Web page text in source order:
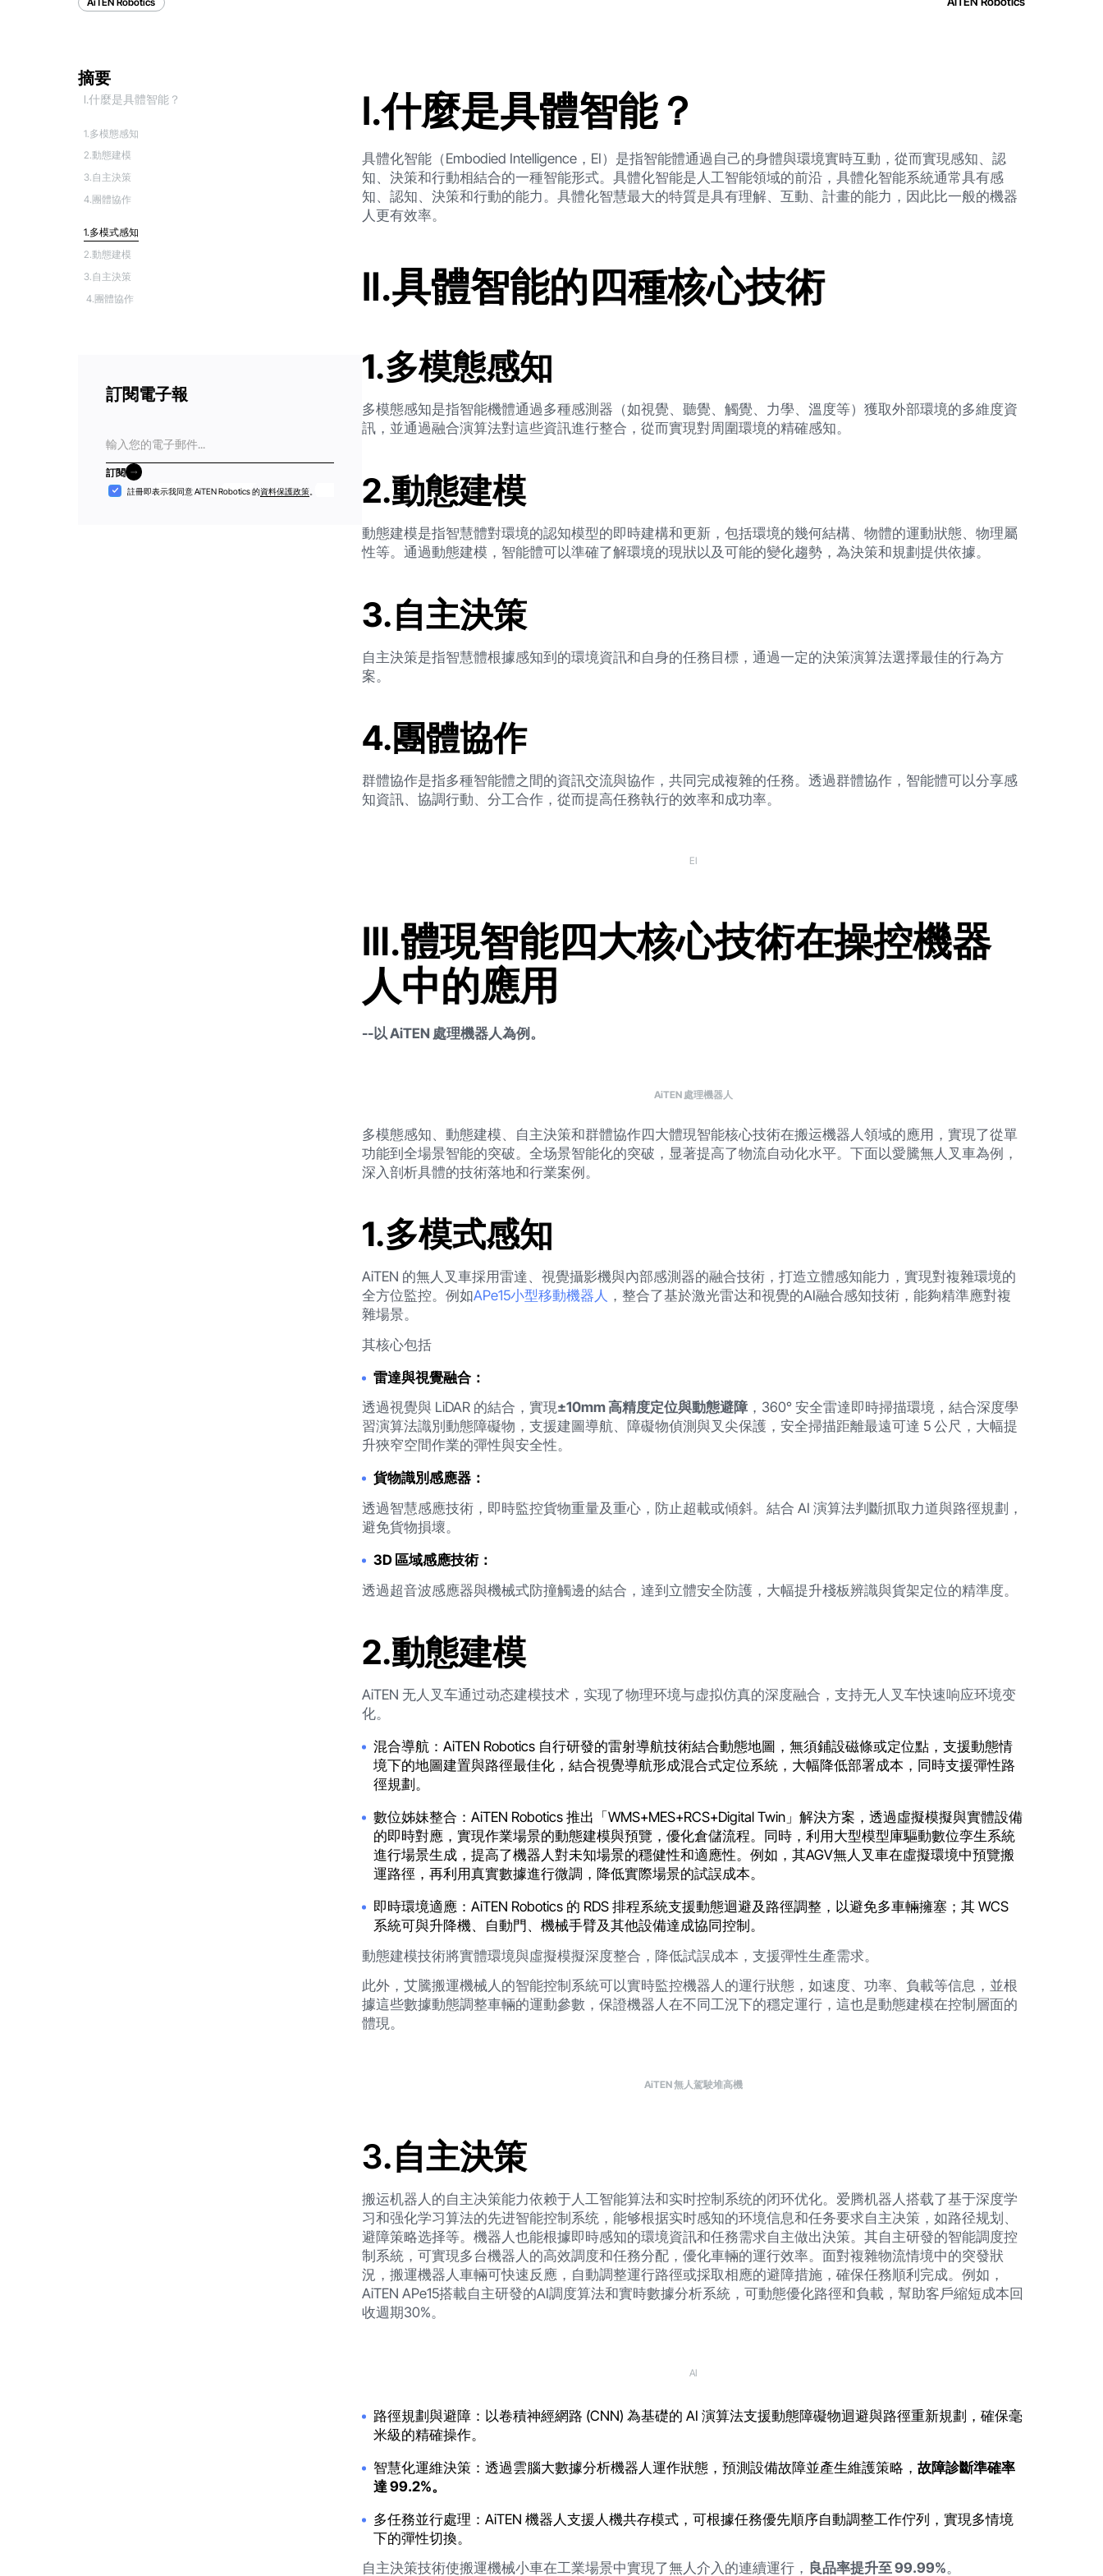
AiTEN Robotics
摘要
I.什麼是具體智能？
1.多模態感知
2.動態建模
3.自主決策
4.團體協作
1.多模式感知
2.動態建模
‍3.自主決策
4.團體協作
訂閱電子報
子
郵
件
訂閱
訂閱
接
註冊即表示我同意 AiTEN Robotics 的資料保護政策。
I.什麼是具體智能？
具體化智能（Embodied Intelligence，EI）是指智能體通過自己的身體與環境實時互動，從而實現感知、認
知、決策和行動相結合的一種智能形式。具體化智能是人工智能領域的前沿，具體化智能系統通常具有感
知、認知、決策和行動的能力。具體化智慧最大的特質是具有理解、互動、計畫的能力，因此比一般的機器
人更有效率。
Ⅱ.具體智能的四種核心技術
1.多模態感知
多模態感知是指智能機體通過多種感測器（如視覺、聽覺、觸覺、力學、溫度等）獲取外部環境的多維度資
訊，並通過融合演算法對這些資訊進行整合，從而實現對周圍環境的精確感知。
2.動態建模
動態建模是指智慧體對環境的認知模型的即時建構和更新，包括環境的幾何結構、物體的運動狀態、物理屬
性等。通過動態建模，智能體可以準確了解環境的現狀以及可能的變化趨勢，為決策和規劃提供依據。
3.自主決策
自主決策是指智慧體根據感知到的環境資訊和自身的任務目標，通過一定的決策演算法選擇最佳的行為方
案。
4.團體協作
群體協作是指多種智能體之間的資訊交流與協作，共同完成複雜的任務。透過群體協作，智能體可以分享感
知資訊、協調行動、分工合作，從而提高任務執行的效率和成功率。
EI
Ⅲ.體現智能四大核心技術在操控機器
人中的應用
--以 AiTEN 處理機器人為例。
AiTEN 處理機器人
多模態感知、動態建模、自主決策和群體協作四大體現智能核心技術在搬运機器人領域的應用，實現了從單
功能到全場景智能的突破。全场景智能化的突破，显著提高了物流自动化水平。下面以愛騰無人叉車為例，
深入剖析具體的技術落地和行業案例。
1.多模式感知
AiTEN 的無人叉車採用雷達、視覺攝影機與內部感測器的融合技術，打造立體感知能力，實現對複雜環境的
全方位監控。例如APe15小型移動機器人 ，整合了基於激光雷达和視覺的AI融合感知技術，能夠精準應對複
雜場景。
其核心包括
雷達與視覺融合：
透過視覺與 LiDAR 的結合，實現±10mm 高精度定位與動態避障 ，360° 安全雷達即時掃描環境，結合深度學
習演算法識別動態障礙物，支援建圖導航、障礙物偵測與叉尖保護，安全掃描距離最遠可達 5 公尺，大幅提
升狹窄空間作業的彈性與安全性。
貨物識別感應器：
透過智慧感應技術，即時監控貨物重量及重心，防止超載或傾斜。結合 AI 演算法判斷抓取力道與路徑規劃，
避免貨物損壞。
3D 區域感應技術：
透過超音波感應器與機械式防撞觸邊的結合，達到立體安全防護，大幅提升棧板辨識與貨架定位的精準度。
2.動態建模
AiTEN 无人叉车通过动态建模技术，实现了物理环境与虚拟仿真的深度融合，支持无人叉车快速响应环境变
化。
混合導航：AiTEN Robotics 自行研發的雷射導航技術結合動態地圖，無須鋪設磁條或定位點，支援動態情
境下的地圖建置與路徑最佳化，結合視覺導航形成混合式定位系統，大幅降低部署成本，同時支援彈性路
徑規劃。
數位姊妹整合：AiTEN Robotics 推出「WMS+MES+RCS+Digital Twin」解決方案，透過虛擬模擬與實體設備
的即時對應，實現作業場景的動態建模與預覽，優化倉儲流程。同時，利用大型模型庫驅動數位孪生系統
進行場景生成，提高了機器人對未知場景的穩健性和適應性。例如，其AGV無人叉車在虛擬環境中預覽搬
運路徑，再利用真實數據進行微調，降低實際場景的試誤成本。
即時環境適應：AiTEN Robotics 的 RDS 排程系統支援動態迴避及路徑調整，以避免多車輛擁塞；其 WCS
系統可與升降機、自動門、機械手臂及其他設備達成協同控制。
動態建模技術將實體環境與虛擬模擬深度整合，降低試誤成本，支援彈性生產需求。
此外，艾騰搬運機械人的智能控制系統可以實時監控機器人的運行狀態，如速度、功率、負載等信息，並根
據這些數據動態調整車輛的運動參數，保證機器人在不同工況下的穩定運行，這也是動態建模在控制層面的
體現。
AiTEN 無人駕駛堆高機
‍3.自主決策
搬运机器人的自主决策能力依赖于人工智能算法和实时控制系统的闭环优化。爱腾机器人搭载了基于深度学
习和强化学习算法的先进智能控制系统，能够根据实时感知的环境信息和任务要求自主决策，如路径规划、
避障策略选择等。機器人也能根據即時感知的環境資訊和任務需求自主做出決策。其自主研發的智能調度控
制系統，可實現多台機器人的高效調度和任務分配，優化車輛的運行效率。面對複雜物流情境中的突發狀
況，搬運機器人車輛可快速反應，自動調整運行路徑或採取相應的避障措施，確保任務順利完成。例如，
AiTEN APe15搭載自主研發的AI調度算法和實時數據分析系統，可動態優化路徑和負載，幫助客戶縮短成本回
收週期30%。
AI
路徑規劃與避障：以卷積神經網路 (CNN) 為基礎的 AI 演算法支援動態障礙物迴避與路徑重新規劃，確保毫
米級的精確操作。
智慧化運維決策：透過雲腦大數據分析機器人運作狀態，預測設備故障並產生維護策略， 故障診斷準確率
達 99.2%。
多任務並行處理：AiTEN 機器人支援人機共存模式，可根據任務優先順序自動調整工作佇列，實現多情境
下的彈性切換。
自主決策技術使搬運機械小車在工業場景中實現了無人介入的連續運行， 良品率提升至 99.99%。